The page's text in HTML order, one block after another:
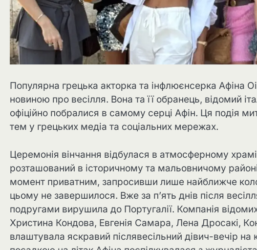
Популярна грецька акторка та інфлюєнсерка Афіна
новиною про весілля. Вона та її обранець, відомий
офіційно побралися в самому серці Афін. Ця подія
тем у грецьких медіа та соціальних мережах.
Церемонія вінчання відбулася в атмосферному
розташований в історичному та мальовничому
момент приватним, запросивши лише найближче
цьому не завершилося. Вже за п’ять днів після
подругами вирушила до Португалії. Компанія
Христина Кондова, Евгенія Самара, Лена Дросакі,
влаштувала яскравий післявесільний дівич-вечір